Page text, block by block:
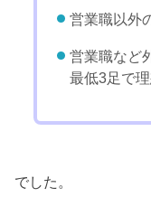
営業職以外
営業職など
最低3足で
でした。